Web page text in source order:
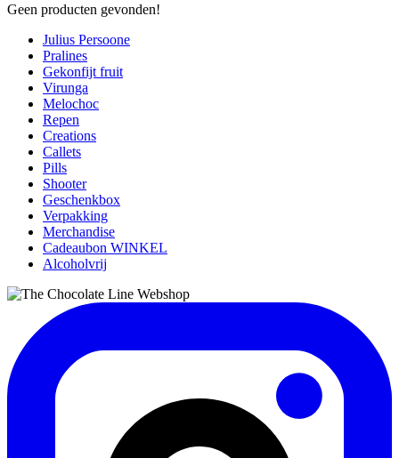
Geen producten gevonden!
Julius Persoone
Pralines
Gekonfijt fruit
Virunga
Melochoc
Repen
Creations
Callets
Pills
Shooter
Geschenkbox
Verpakking
Merchandise
Cadeaubon WINKEL
Alcoholvrij